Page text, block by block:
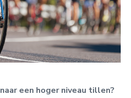
een hoger niveau tillen?